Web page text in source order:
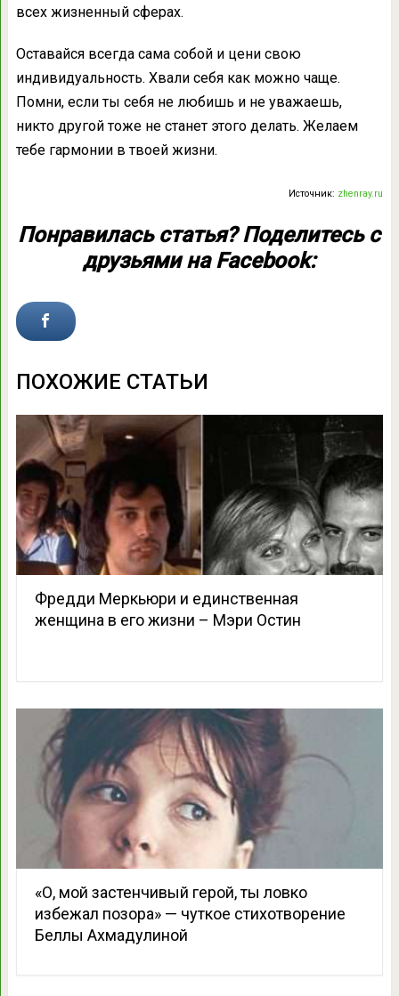
всех жизненный сферах.
Оставайся всегда сама собой и цени свою
индивидуальность. Хвали себя как можно чаще.
Помни, если ты себя не любишь и не уважаешь,
никто другой тоже не станет этого делать. Желаем
тебе гармонии в твоей жизни.
Источник: zhenray.ru
Понравилась статья? Поделитесь с
друзьями на Facebook:
ПОХОЖИЕ СТАТЬИ
Фредди Меркьюри и единственная
женщина в его жизни – Мэри Остин
«О, мой застенчивый герой, ты ловко
избежал позора» — чуткое стихотворение
Беллы Ахмадулиной